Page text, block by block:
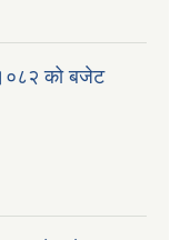
को बजेट